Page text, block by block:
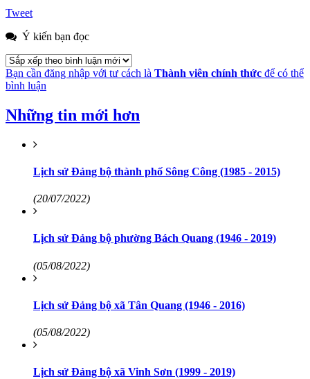
Tweet
Ý kiến bạn đọc
Bạn cần đăng nhập với tư cách là Thành viên chính thức để có thể
bình luận
Những tin mới hơn
Lịch sử Đảng bộ thành phố Sông Công (1985 - 2015)
(20/07/2022)
Lịch sử Đảng bộ phường Bách Quang (1946 - 2019)
(05/08/2022)
Lịch sử Đảng bộ xã Tân Quang (1946 - 2016)
(05/08/2022)
Lịch sử Đảng bộ xã Vinh Sơn (1999 - 2019)